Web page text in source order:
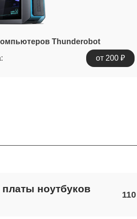
Thunderobot
от 200 ₽
ноутбуков
110